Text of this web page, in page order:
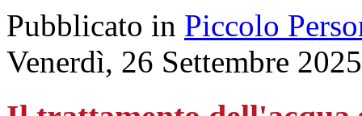
Pubblicato in Piccolo
Venerdì, 26 Settembre